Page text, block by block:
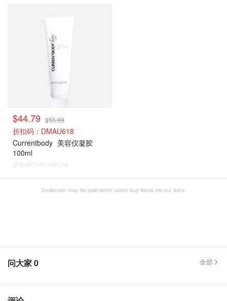
$44.79 $55.99
折扣码：DMAU618
Currentbody 美容仪凝胶
100ml
@dealmoon.com.au
Dealmoon may be paid when users buy items via our links.
问大家0 全部